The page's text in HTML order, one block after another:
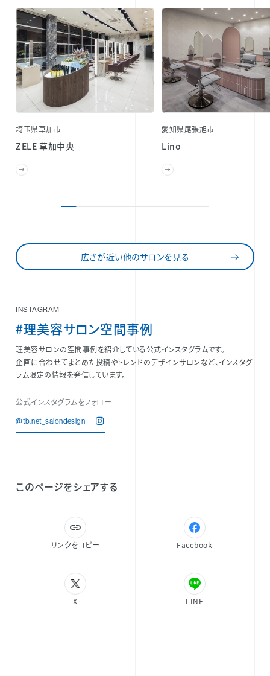
埼玉県草加市
ZELE 草加中央
愛知県尾張旭市
Lino
広さが近い他のサロンを見る
INSTAGRAM
#理美容サロン空間事例
理美容サロンの空間事例を紹介している公式インスタグラムです。
企画に合わせてまとめた投稿やトレンドのデザインサロンなど、インスタグ
ラム限定の情報を発信しています。
公式インスタグラムをフォロー
@tb.net_salondesign
このページをシェアする
リンクをコピー Facebook
X LINE